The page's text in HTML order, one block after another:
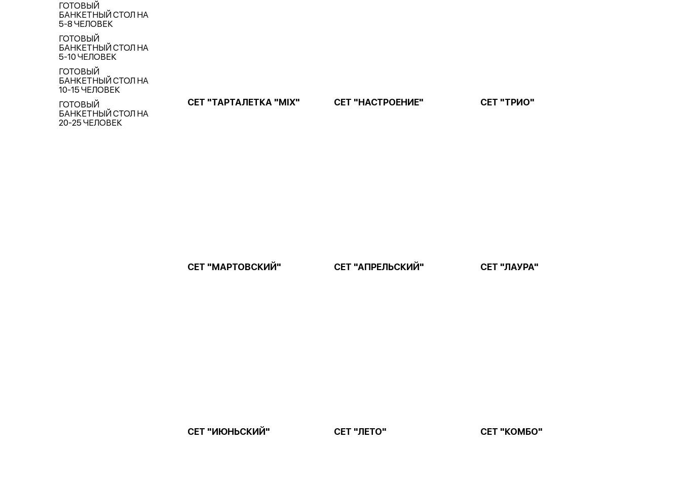
ГОТОВЫЙ
БАНКЕТНЫЙ СТОЛ НА
5-8 ЧЕЛОВЕК
ГОТОВЫЙ
БАНКЕТНЫЙ СТОЛ НА
5-10 ЧЕЛОВЕК
ГОТОВЫЙ
БАНКЕТНЫЙ СТОЛ НА
10-15 ЧЕЛОВЕК
ГОТОВЫЙ
БАНКЕТНЫЙ СТОЛ НА
20-25 ЧЕЛОВЕК
СЕТ "ТАРТАЛЕТКА "MIX" СЕТ "НАСТРОЕНИЕ" СЕТ "ТРИО"
СЕТ "МАРТОВСКИЙ" СЕТ "АПРЕЛЬСКИЙ" СЕТ "ЛАУРА"
СЕТ "ИЮНЬСКИЙ" СЕТ "ЛЕТО" СЕТ "КОМБО"